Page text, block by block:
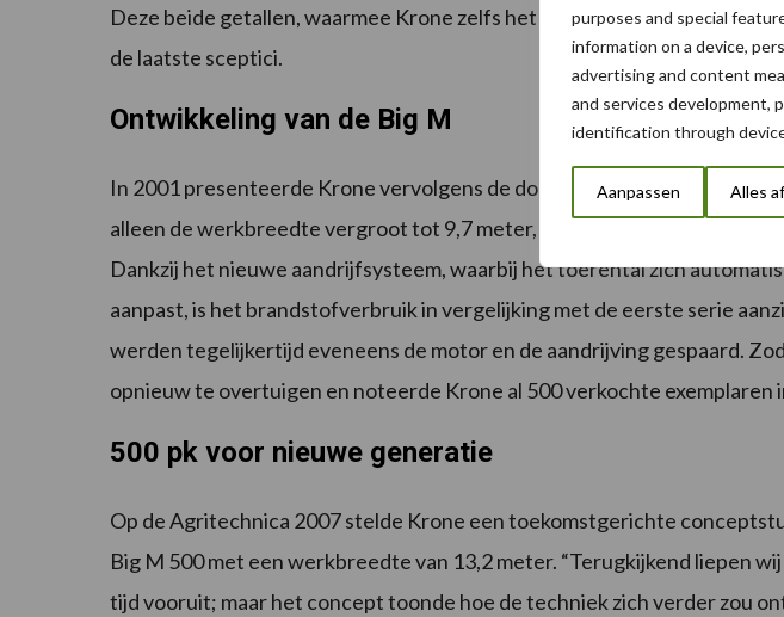
purposes and special
information on a device,
advertising and content
and services development,
identification through
Aanpassen Alles
Deze beide getallen, waarmee Krone zelfs het “Guinnessbook of
de laatste sceptici.
Ontwikkeling van de Big M
In 2001 presenteerde Krone vervolgens de doorontwikkelde Big M II;
alleen de werkbreedte vergroot tot 9,7 meter, ook de rijaandrijving werd
Dankzij het nieuwe aandrijfsysteem, waarbij het toerental zich
aanpast, is het brandstofverbruik in vergelijking met de eerste serie
werden tegelijkertijd eveneens de motor en de aandrijving gespaard.
opnieuw te overtuigen en noteerde Krone al 500 verkochte exemplaren
500 pk voor nieuwe generatie
Op de Agritechnica 2007 stelde Krone een toekomstgerichte
Big M 500 met een werkbreedte van 13,2 meter. “Terugkijkend liepen
tijd vooruit; maar het concept toonde hoe de techniek zich verder zou